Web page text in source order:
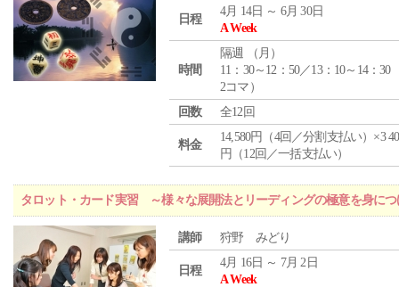
日程
4月 14日 ～ 6月 30日
A Week
時間
隔週 （ 月 ）
11：30～12：50／13：10～14：30
2コマ）
回数
全12回
料金
14,580円（4回／分割支払い）×3
円（12回／一括支払い）
タロット・カード実習 ～様々な展開法とリーディングの極意を身につ
講師 狩野 みどり
日程
4月 16日 ～ 7月 2日
A Week